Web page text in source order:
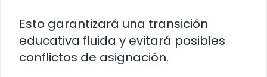
Esto garantizará una transición
educativa fluida y evitará posibles
conflictos de asignación.